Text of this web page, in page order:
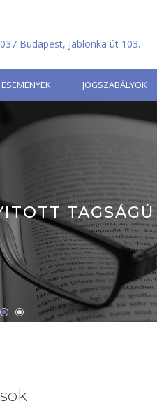
Budapest, Jablonka út 103.
ESEMÉNYEK JOGSZABÁLYOK
TAGSÁGÚ